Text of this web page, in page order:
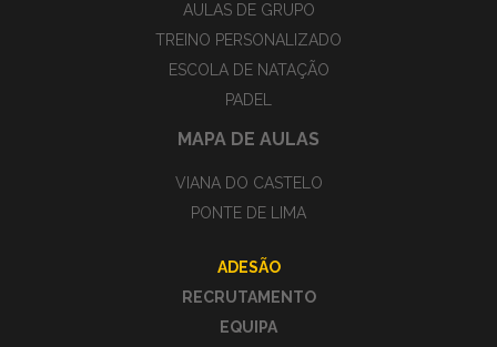
AULAS DE GRUPO
TREINO PERSONALIZADO
ESCOLA DE NATAÇÃO
PADEL
MAPA DE AULAS
VIANA DO CASTELO
PONTE DE LIMA
ADESÃO
RECRUTAMENTO
EQUIPA